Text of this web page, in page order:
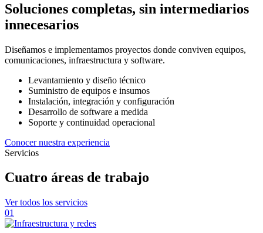
Soluciones completas, sin intermediarios
innecesarios
Diseñamos e implementamos proyectos donde conviven equipos,
comunicaciones, infraestructura y software.
Levantamiento y diseño técnico
Suministro de equipos e insumos
Instalación, integración y configuración
Desarrollo de software a medida
Soporte y continuidad operacional
Conocer nuestra experiencia
Servicios
Cuatro áreas de trabajo
Ver todos los servicios
01